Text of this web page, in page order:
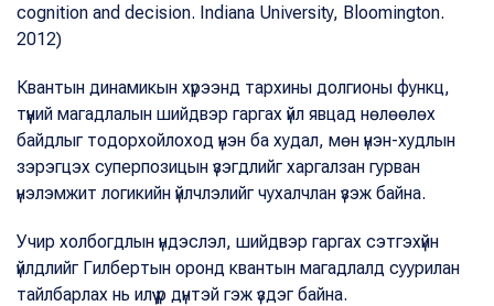
cognition and decision. Indiana University, Bloomington.
2012)
Квантын динамикын хүрээнд тархины долгионы функц,
түүний магадлалын шийдвэр гаргах үйл явцад нөлөөлөх
байдлыг тодорхойлоход үнэн ба худал, мөн үнэн-худлын
зэрэгцэх суперпозицын үзэгдлийг харгалзан гурван
үнэлэмжит логикийн үйлчлэлийг чухалчлан үзэж байна.
Учир холбогдлын үндэслэл, шийдвэр гаргах сэтгэхүйн
үйлдлийг Гилбертын оронд квантын магадлалд суурилан
тайлбарлах нь илүү үр дүнтэй гэж үздэг байна.